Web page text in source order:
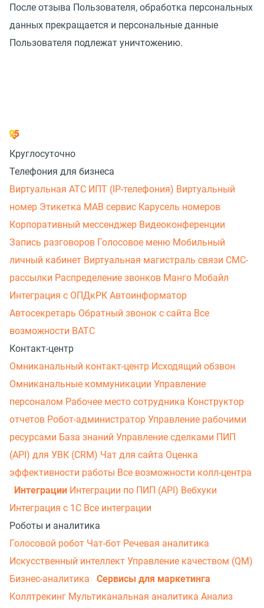
После отзыва Пользователя, обработка персональных
данных прекращается и персональные данные
Пользователя подлежат уничтожению.
Круглосуточно
Телефония для бизнеса
Виртуальная АТС ИПТ (IP-телефония) Виртуальный
номер Этикетка МАВ сервис Карусель номеров
Корпоративный мессенджер Видеоконференции
Запись разговоров Голосовое меню Мобильный
личный кабинет Виртуальная магистраль связи СМС-
рассылки Распределение звонков Манго Мобайл
Интеграция с ОПДкРК Автоинформатор
Автосекретарь Обратный звонок с сайта Все
возможности ВАТС
Контакт-центр
Омниканальный контакт-центр Исходящий обзвон
Омниканальные коммуникации Управление
персоналом Рабочее место сотрудника Конструктор
отчетов Робот-администратор Управление рабочими
ресурсами База знаний Управление сделками ПИП
(API) для УВК (CRM) Чат для сайта Оценка
эффективности работы Все возможности колл-центра
Интеграции Интеграции по ПИП (API) Вебхуки
Интеграция с 1С Все интеграции
Роботы и аналитика
Голосовой робот Чат-бот Речевая аналитика
Искусственный интеллект Управление качеством (QM)
Бизнес-аналитика
Сервисы для маркетинга
Коллтрекинг Мультиканальная аналитика Анализ